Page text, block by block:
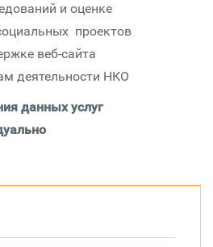
и оценке
проектов
веб-сайта
деятельности НКО
данных услуг